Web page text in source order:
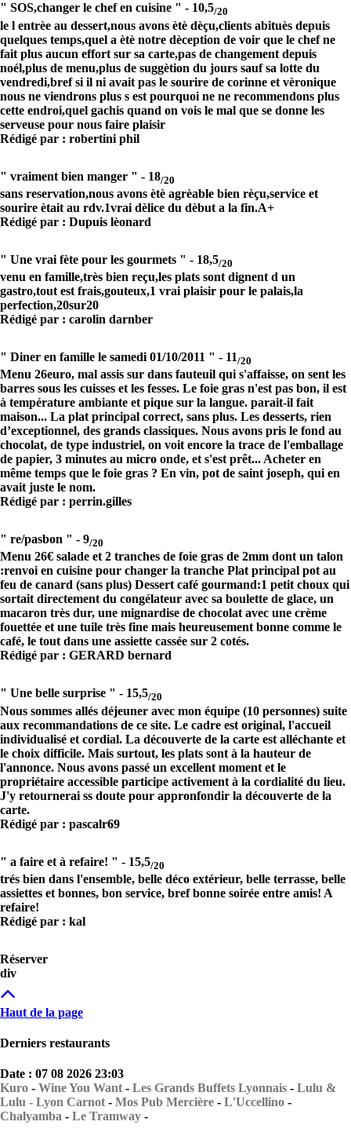
" SOS,changer le chef en cuisine " - 10,5/20
le l entrèe au dessert,nous avons ètè dèçu,clients abituès depuis
quelques temps,quel a ètè notre dèception de voir que le chef ne
fait plus aucun effort sur sa carte,pas de changement depuis
noél,plus de menu,plus de suggètion du jours sauf sa lotte du
vendredi,bref si il ni avait pas le sourire de corinne et vèronique
nous ne viendrons plus s est pourquoi ne ne recommendons plus
cette endroi,quel gachis quand on vois le mal que se donne les
serveuse pour nous faire plaisir
Rédigé par : robertini phil
" vraiment bien manger " - 18/20
sans reservation,nous avons ètè agrèable bien rèçu,service et
sourire ètait au rdv.1vrai dèlice du dèbut a la fin.A+
Rédigé par : Dupuis lèonard
" Une vrai fète pour les gourmets " - 18,5/20
venu en famille,très bien reçu,les plats sont dignent d un
gastro,tout est frais,gouteux,1 vrai plaisir pour le palais,la
perfection,20sur20
Rédigé par : carolin darnber
" Diner en famille le samedi 01/10/2011 " - 11/20
Menu 26euro, mal assis sur dans fauteuil qui s'affaisse, on sent les
barres sous les cuisses et les fesses. Le foie gras n'est pas bon, il est
à température ambiante et pique sur la langue. parait-il fait
maison... La plat principal correct, sans plus. Les desserts, rien
d’exceptionnel, des grands classiques. Nous avons pris le fond au
chocolat, de type industriel, on voit encore la trace de l'emballage
de papier, 3 minutes au micro onde, et s'est prêt... Acheter en
même temps que le foie gras ? En vin, pot de saint joseph, qui en
avait juste le nom.
Rédigé par : perrin.gilles
" re/pasbon " - 9/20
Menu 26€ salade et 2 tranches de foie gras de 2mm dont un talon
:renvoi en cuisine pour changer la tranche Plat principal pot au
feu de canard (sans plus) Dessert café gourmand:1 petit choux qui
sortait directement du congélateur avec sa boulette de glace, un
macaron très dur, une mignardise de chocolat avec une crème
fouettée et une tuile très fine mais heureusement bonne comme le
café, le tout dans une assiette cassée sur 2 cotés.
Rédigé par : GERARD bernard
" Une belle surprise " - 15,5/20
Nous sommes allés déjeuner avec mon équipe (10 personnes) suite
aux recommandations de ce site. Le cadre est original, l'accueil
individualisé et cordial. La découverte de la carte est alléchante et
le choix difficile. Mais surtout, les plats sont à la hauteur de
l'annonce. Nous avons passé un excellent moment et le
propriétaire accessible participe activement à la cordialité du lieu.
J'y retournerai ss doute pour appronfondir la découverte de la
carte.
Rédigé par : pascalr69
" a faire et à refaire! " - 15,5/20
trés bien dans l'ensemble, belle déco extérieur, belle terrasse, belle
assiettes et bonnes, bon service, bref bonne soirée entre amis! A
refaire!
Rédigé par : kal
Réserver
div
Haut de la page
Derniers restaurants
Date : 07 08 2026 23:03
Kuro - Wine You Want - Les Grands Buffets Lyonnais - Lulu &
Lulu - Lyon Carnot - Mos Pub Mercière - L'Uccellino -
Chalyamba - Le Tramway -